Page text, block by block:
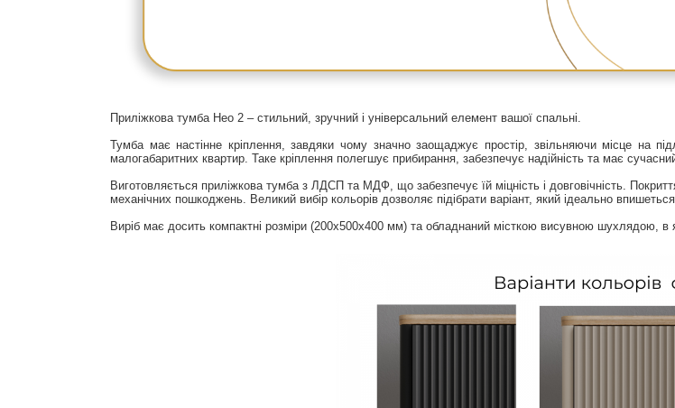
Приліжкова тумба Нео 2 – стильний, зручний і універсальний елемент вашої спальні.
Тумба має настінне кріплення, завдяки чому значно заощаджує простір, звільняючи місце на
малогабаритних квартир. Таке кріплення полегшує прибирання, забезпечує надійність та має
Виготовляється приліжкова тумба з ЛДСП та МДФ, що забезпечує їй міцність і довговічність.
механічних пошкоджень. Великий вибір кольорів дозволяє підібрати варіант, який ідеально впишеться
Виріб має досить компактні розміри (200х500х400 мм) та обладнаний місткою висувною шухлядою, в